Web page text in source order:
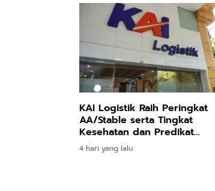
KAI Logistik Raih Peringkat
AA/Stable serta Tingkat
Kesehatan dan Predikat
"Sehat", Perkuat Kepercayaan
Pelanggan di Tengah
4 hari yang lalu